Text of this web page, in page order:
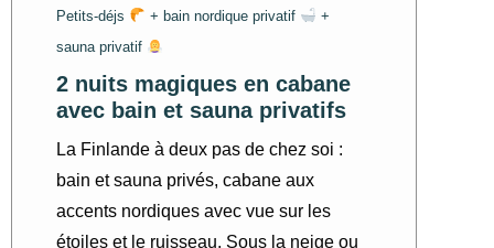
Petits-déjs + bain nordique privatif
+
sauna privatif
2 nuits magiques en cabane
avec bain et sauna privatifs
La Finlande à deux pas de chez soi :
bain et sauna privés, cabane aux
accents nordiques avec vue sur les
étoiles et le ruisseau. Sous la neige ou